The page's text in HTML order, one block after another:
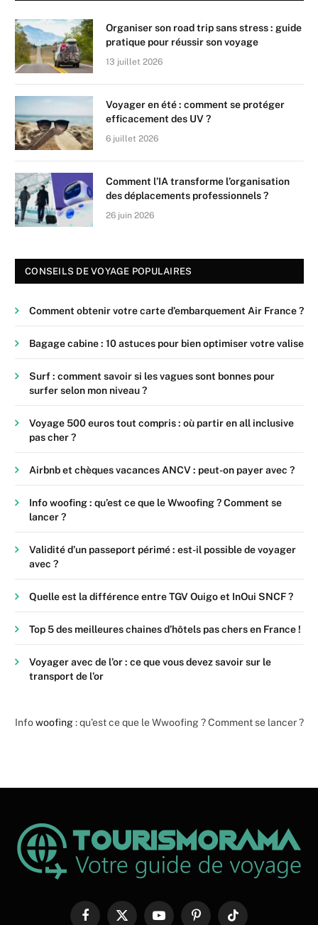
Organiser son road trip sans stress : guide
pratique pour réussir son voyage
13 juillet 2026
Voyager en été : comment se protéger
efficacement des UV ?
6 juillet 2026
Comment l’IA transforme l’organisation
des déplacements professionnels ?
26 juin 2026
CONSEILS DE VOYAGE POPULAIRES
Comment obtenir votre carte d’embarquement Air France ?
Bagage cabine : 10 astuces pour bien optimiser votre valise
Surf : comment savoir si les vagues sont bonnes pour
surfer selon mon niveau ?
Voyage 500 euros tout compris : où partir en all inclusive
pas cher ?
Airbnb et chèques vacances ANCV : peut-on payer avec ?
Info woofing : qu’est ce que le Wwoofing ? Comment se
lancer ?
Validité d’un passeport périmé : est-il possible de voyager
avec ?
Quelle est la différence entre TGV Ouigo et InOui SNCF ?
Top 5 des meilleures chaines d’hôtels pas chers en France !
Voyager avec de l’or : ce que vous devez savoir sur le
transport de l’or
Infowoofing: qu’est ce que le Wwoofing ? Comment se lancer ?
FacebookX YouTubePinterestTikTok